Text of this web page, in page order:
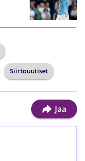
Siirtouutiset
Jaa